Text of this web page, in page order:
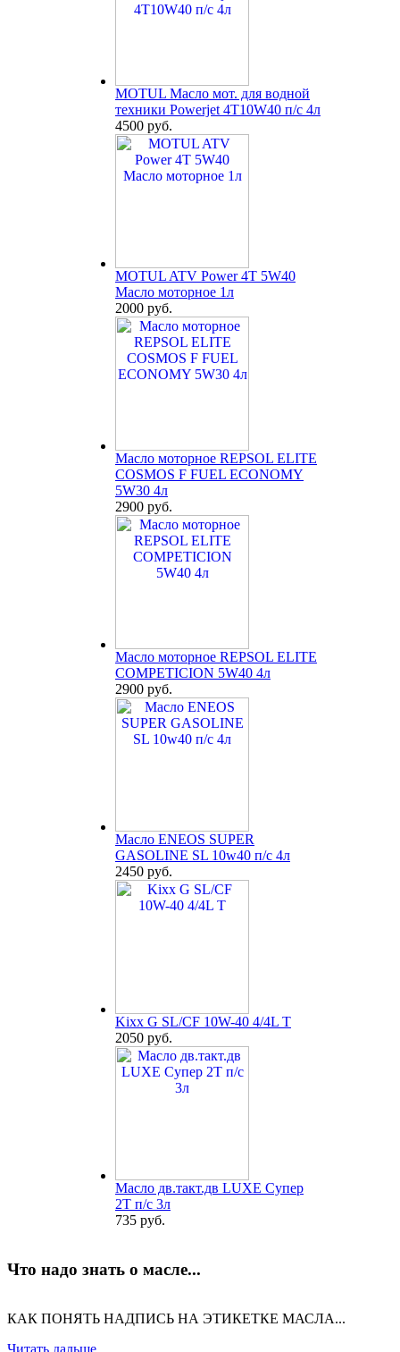
MOTUL Масло мот. для водной
техники Powerjet 4T10W40 п/с 4л
4500 руб.
MOTUL ATV Power 4T 5W40
Масло моторное 1л
2000 руб.
Масло моторное REPSOL ELITE
COSMOS F FUEL ECONOMY
5W30 4л
2900 руб.
Масло моторное REPSOL ELITE
COMPETICION 5W40 4л
2900 руб.
Масло ENEOS SUPER
GASOLINE SL 10w40 п/с 4л
2450 руб.
Kixx G SL/CF 10W-40 4/4L T
2050 руб.
Масло дв.такт.дв LUXE Супер
2Т п/с 3л
735 руб.
Что надо знать о масле...
КАК ПОНЯТЬ НАДПИСЬ НА ЭТИКЕТКЕ МАСЛА...
Читать дальше...